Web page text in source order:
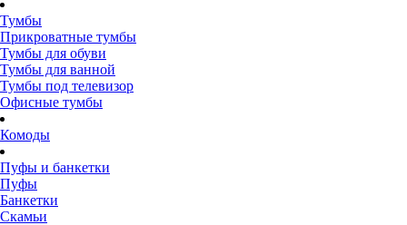
Тумбы
Прикроватные тумбы
Тумбы для обуви
Тумбы для ванной
Тумбы под телевизор
Офисные тумбы
Комоды
Пуфы и банкетки
Пуфы
Банкетки
Скамьи